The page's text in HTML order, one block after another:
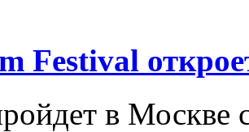
Festival
в Москве